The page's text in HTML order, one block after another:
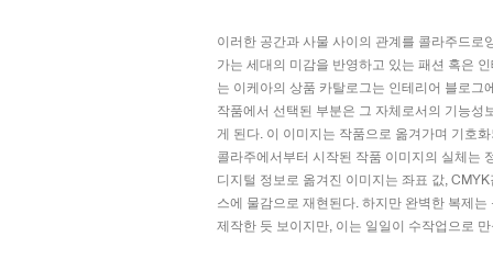
이러한 공간과 사물 사이의 관계를 콜라주드
가는 세대의 미감을 반영하고 있는 패션 혹은
는 이케아의 상품 카탈로그는 인테리어 블로
작품에서 선택된 부분은 그 자체로서의 기능
게 된다. 이 이미지는 작품으로 옮겨가며 기호
콜라주에서부터 시작된 작품 이미지의 실체는
디지털 정보로 옮겨진 이미지는 좌표 값,
스에 물감으로 재현된다. 하지만 완벽한 복제
제작한 듯 보이지만, 이는 일일이 수작업으로